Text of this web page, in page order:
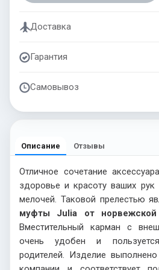
Доставка
Гарантия
Самовывоз
Описание Отзывы
Отличное сочетание
здоровье и красоту ваших
мелочей. Таковой прелестью
муфты Julia от
Вместительный карман с
очень удобен и
родителей. Изделие